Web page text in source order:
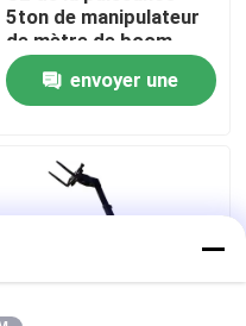
5ton de manipulateur
de mètre de boom
télescopique de
chariot élévateur
envoyer une